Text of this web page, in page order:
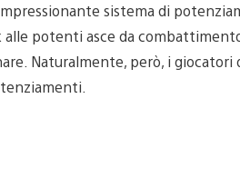
sistema di
alle potenti asce da
Naturalmente, però, i giocatori